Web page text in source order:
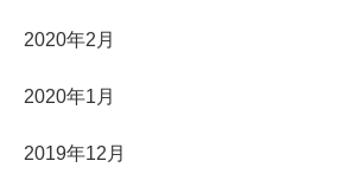
2020年2月
2020年1月
2019年12月